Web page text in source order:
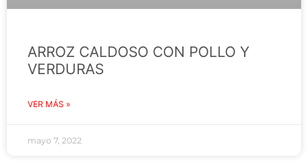
ARROZ CALDOSO CON POLLO Y
VERDURAS
VER MÁS »
mayo 7, 2022